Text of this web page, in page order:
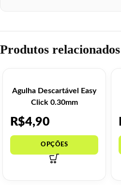
Produtos relacionados
Agulha Descartável Easy
Click 0.30mm
R$4,90